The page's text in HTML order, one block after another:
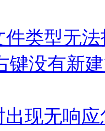
件类型无
键没有新
现无响